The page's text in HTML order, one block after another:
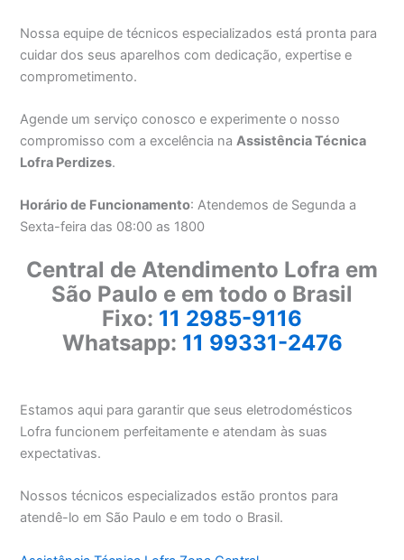
Nossa equipe de técnicos especializados está pronta para
cuidar dos seus aparelhos com dedicação, expertise e
comprometimento.
Agende um serviço conosco e experimente o nosso
compromisso com a excelência naAssistência Técnica
Lofra Perdizes.
Horário de Funcionamento: Atendemos de Segunda a
Sexta-feira das 08:00 as 1800
Central de Atendimento Lofra em
São Paulo e em todo o Brasil
Fixo: 11 2985-9116
Whatsapp: 11 99331-2476
Estamos aqui para garantir que seus eletrodomésticos
Lofra funcionem perfeitamente e atendam às suas
expectativas.
Nossos técnicos especializados estão prontos para
atendê-lo em São Paulo e em todo o Brasil.